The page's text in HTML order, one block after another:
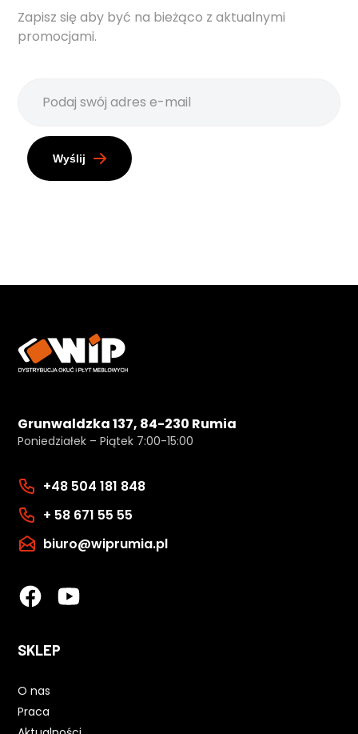
Zapisz się aby być na bieżąco z aktualnymi
promocjami.
Wyślij
Grunwaldzka 137, 84-230 Rumia
Poniedziałek – Piątek 7:00-15:00
+48 504 181 848
+ 58 671 55 55
biuro@wiprumia.pl
SKLEP
O nas
Praca